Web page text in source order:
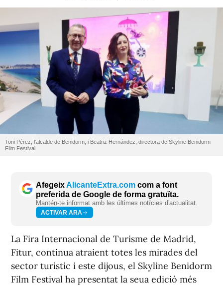
Toni Pérez, l'alcalde de Benidorm; i Beatriz Hernández, directora de Skyline Benidorm
Film Festival
AfegeixAlicanteExtra.com com a font
preferida de Google de forma gratuïta.
Mantén-te informat amb les últimes notícies d'actualitat.
ACTIVAR ARA
La Fira Internacional de Turisme de Madrid,
Fitur, continua atraient totes les mirades del
sector turístic i este dijous, el Skyline Benidorm
Film Festival ha presentat la seua edició més